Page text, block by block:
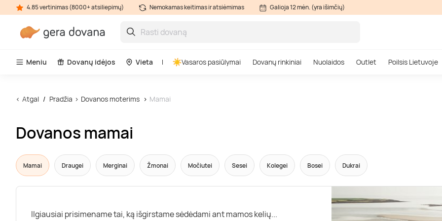
4.85 vertinimas (8000+ atsiliepimų) Nemokamas keitimas ir atsiėmimas Galioja 12 mėn. (yra išimčių)
Meniu Dovanų idėjos Vieta Vasaros pasiūlymai Dovanų rinkiniai Nuolaidos Outlet Poilsis Lietuvoje
Atgal Pradžia Dovanos moterims Mamai
Dovanos mamai
Mamai Draugei Merginai Žmonai Močiutei Sesei Kolegei Bosei Dukrai
Ilgiausiai prisimename tai, ką išgirstame sėdėdami ant mamos kelių...